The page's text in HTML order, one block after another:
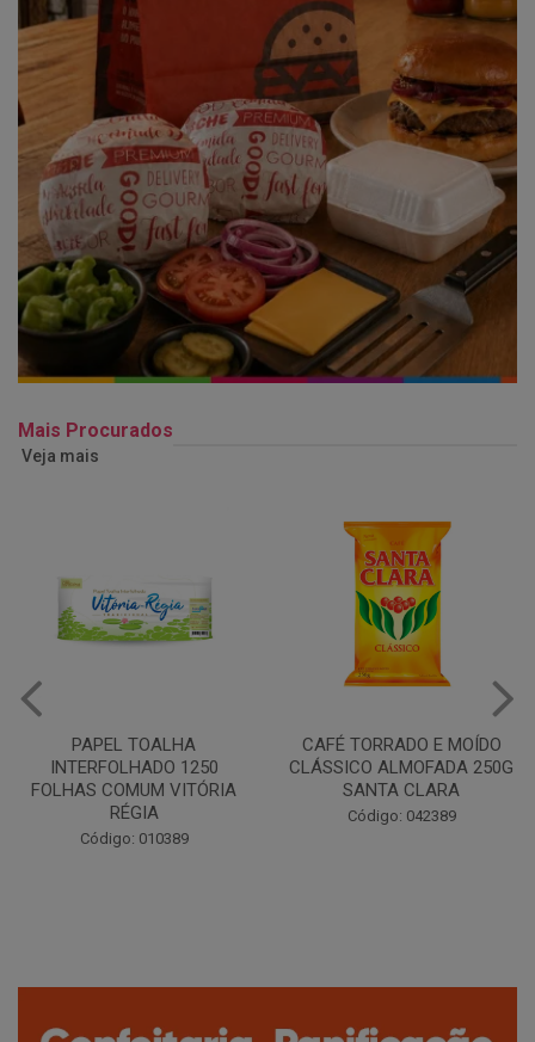
Mais Procurados
Veja mais
CAFÉ TORRADO E MOÍDO
CLÁSSICO ALMOFADA 250G
SANTA CLARA
Código: 042389
Copo Plástico Branco 180ml
Pacote c/100 - Cristalcopo
Código: 031413